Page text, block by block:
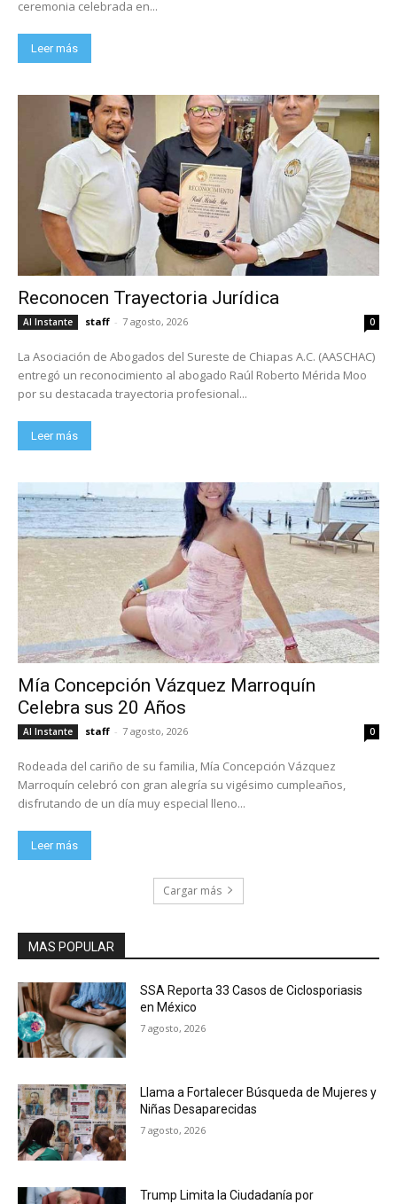
ceremonia celebrada en...
Leer más
Reconocen Trayectoria Jurídica
Al Instante staff - 7 agosto, 2026 0
La Asociación de Abogados del Sureste de Chiapas A.C. (AASCHAC)
entregó un reconocimiento al abogado Raúl Roberto Mérida Moo
por su destacada trayectoria profesional...
Leer más
Mía Concepción Vázquez Marroquín
Celebra sus 20 Años
Al Instante staff - 7 agosto, 2026 0
Rodeada del cariño de su familia, Mía Concepción Vázquez
Marroquín celebró con gran alegría su vigésimo cumpleaños,
disfrutando de un día muy especial lleno...
Leer más
Cargar más
MAS POPULAR
SSA Reporta 33 Casos de Ciclosporiasis
en México
7 agosto, 2026
Llama a Fortalecer Búsqueda de Mujeres y
Niñas Desaparecidas
7 agosto, 2026
Trump Limita la Ciudadanía por